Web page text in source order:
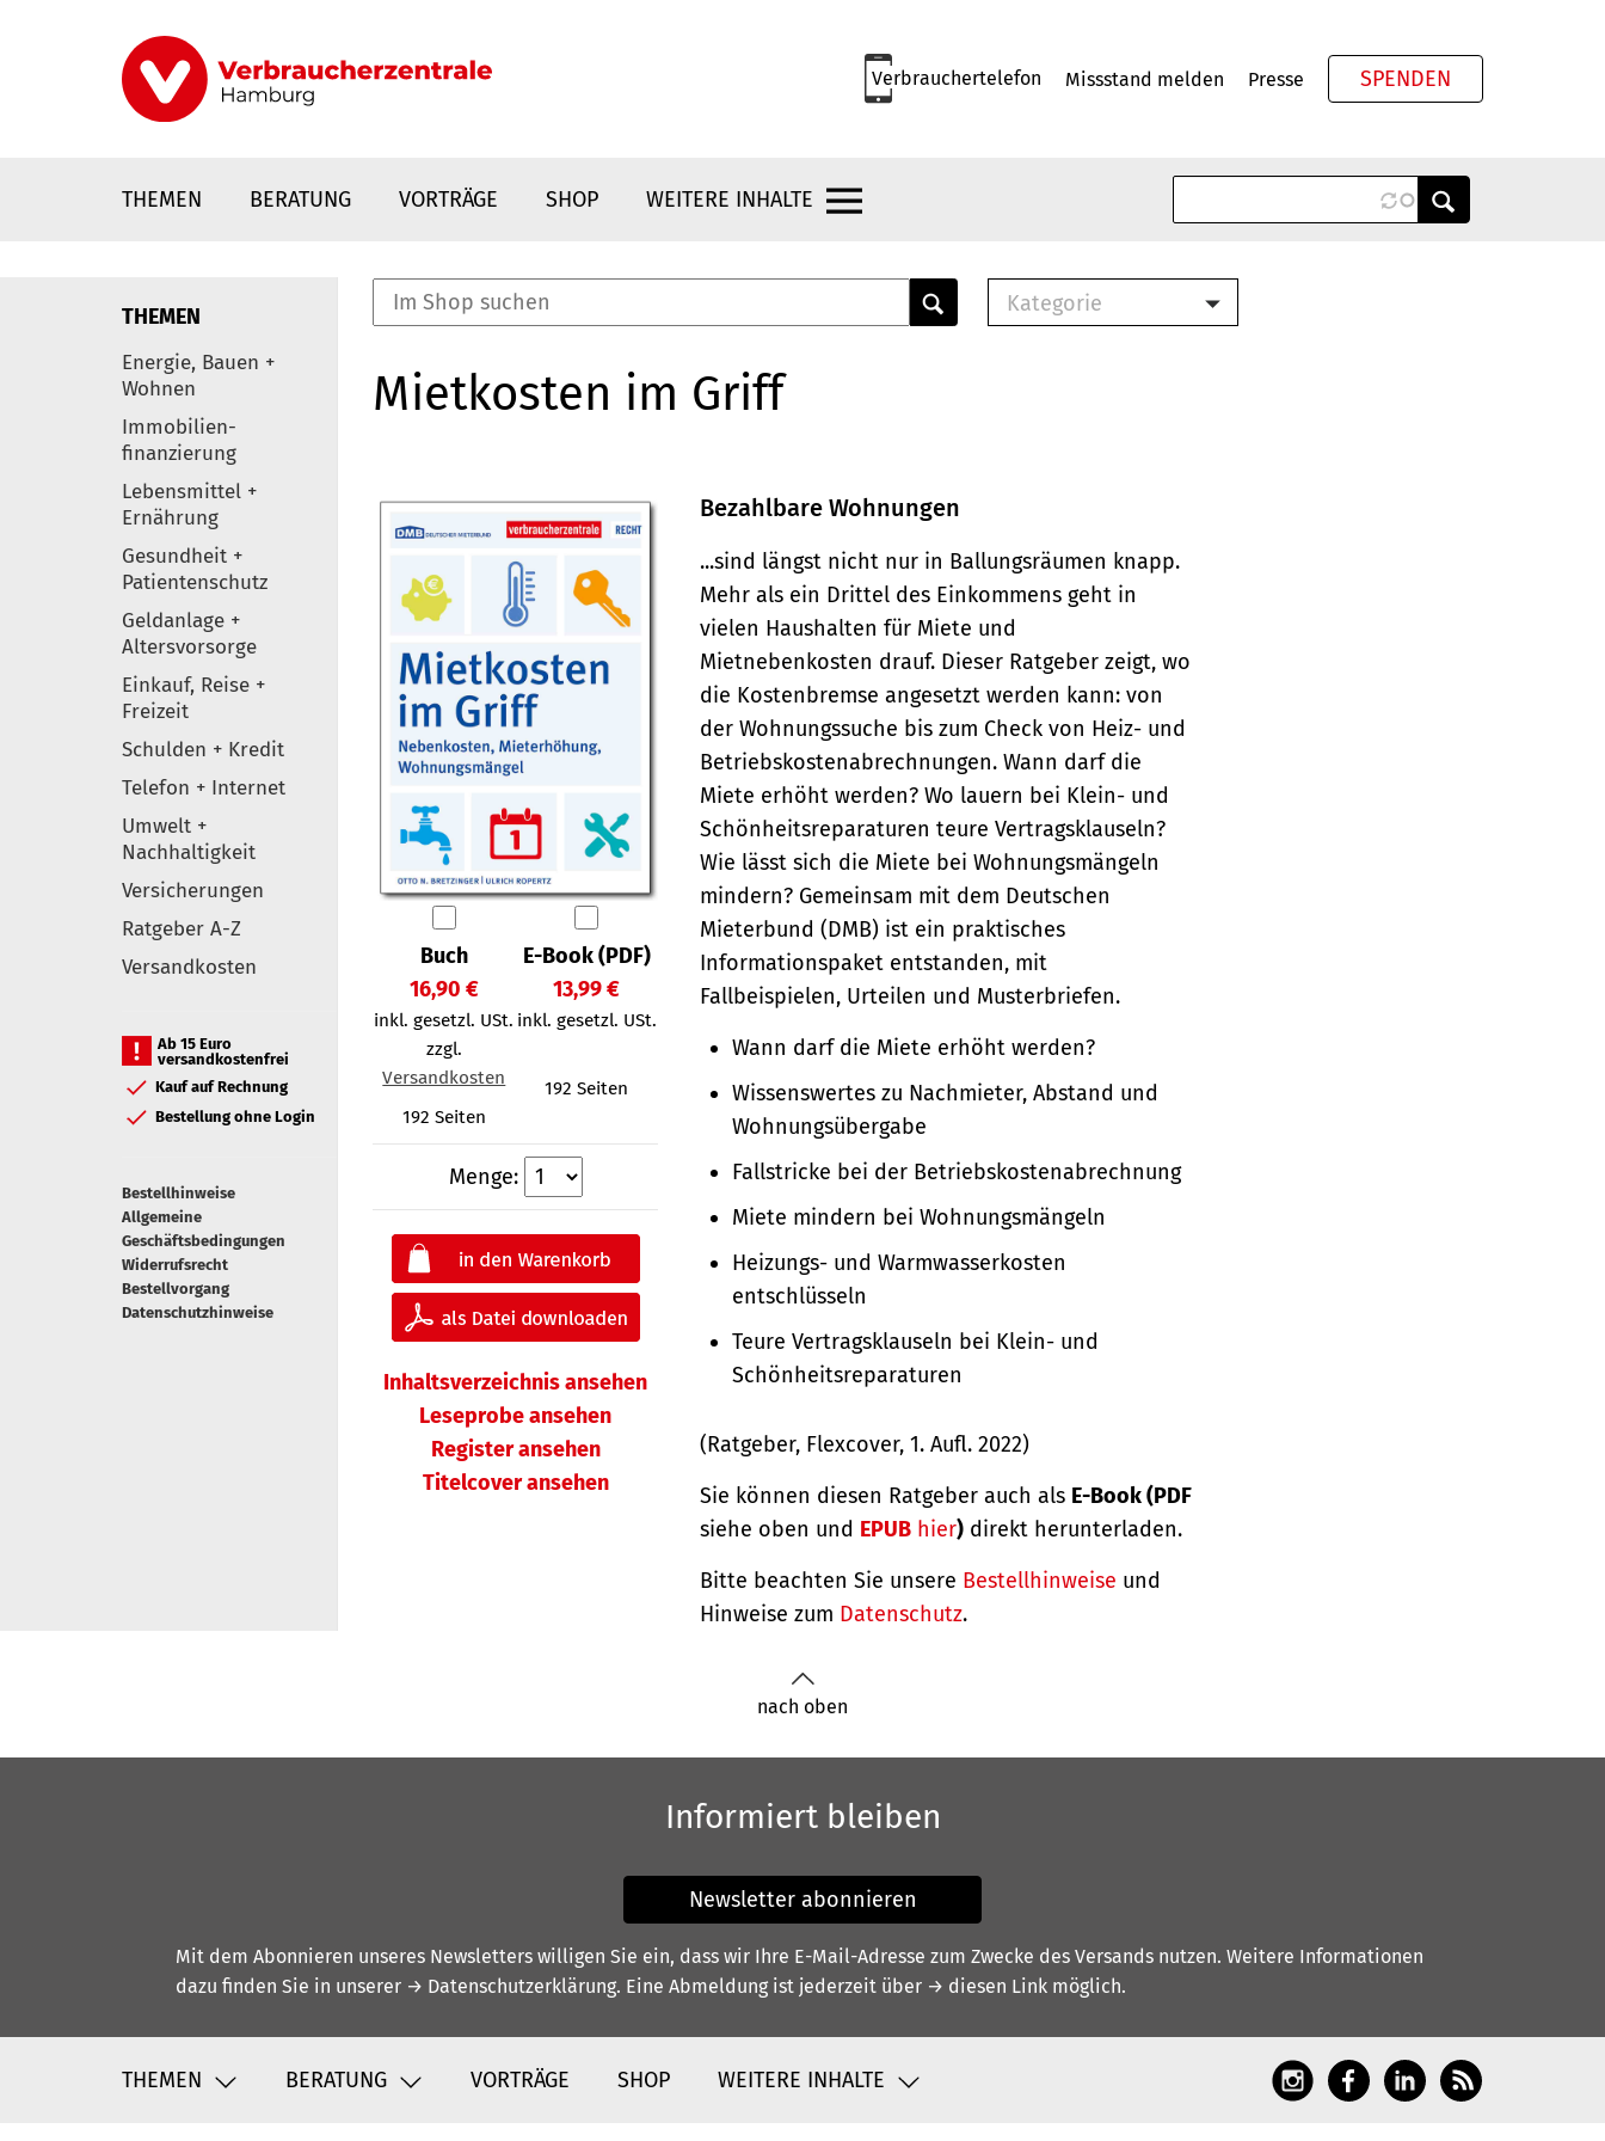
Verbrauchertelefon Missstand melden Presse SPENDEN
THEMEN BERATUNG VORTRÄGE SHOP WEITERE INHALTE
Elemente
THEMEN
Energie, Bauen +
Wohnen
Immobilien-
finanzierung
Lebensmittel +
Ernährung
Gesundheit +
Patientenschutz
Geldanlage +
Altersvorsorge
Einkauf, Reise +
Freizeit
Schulden + Kredit
Telefon + Internet
Umwelt +
Nachhaltigkeit
Versicherungen
Ratgeber A-Z
Versandkosten
Ab 15 Euro
versandkostenfrei
Kauf auf Rechnung
Bestellung ohne Login
Bestellhinweise
Allgemeine
Geschäftsbedingungen
Widerrufsrecht
Bestellvorgang
Datenschutzhinweise
Kategorie
Mietkosten im Griff
Buch
16,90 €
inkl. gesetzl. USt.
zzgl.
Versandkosten
192 Seiten
E-Book (PDF)
13,99 €
inkl. gesetzl. USt.
192 Seiten
Menge:
Inhaltsverzeichnis ansehen
Leseprobe ansehen
Register ansehen
Titelcover ansehen
Bezahlbare Wohnungen
...sind längst nicht nur in Ballungsräumen knapp.
Mehr als ein Drittel des Einkommens geht in
vielen Haushalten für Miete und
Mietnebenkosten drauf. Dieser Ratgeber zeigt, wo
die Kostenbremse angesetzt werden kann: von
der Wohnungssuche bis zum Check von Heiz- und
Betriebskostenabrechnungen. Wann darf die
Miete erhöht werden? Wo lauern bei Klein- und
Schönheitsreparaturen teure Vertragsklauseln?
Wie lässt sich die Miete bei Wohnungsmängeln
mindern? Gemeinsam mit dem Deutschen
Mieterbund (DMB) ist ein praktisches
Informationspaket entstanden, mit
Fallbeispielen, Urteilen und Musterbriefen.
Wann darf die Miete erhöht werden?
Wissenswertes zu Nachmieter, Abstand und
Wohnungsübergabe
Fallstricke bei der Betriebskostenabrechnung
Miete mindern bei Wohnungsmängeln
Heizungs- und Warmwasserkosten
entschlüsseln
Teure Vertragsklauseln bei Klein- und
Schönheitsreparaturen
(Ratgeber, Flexcover, 1. Aufl. 2022)
Sie können diesen Ratgeber auch als E-Book (PDF
siehe oben und EPUB hier) direkt herunterladen.
Bitte beachten Sie unsere Bestellhinweise und
Hinweise zum Datenschutz.
nach oben
Informiert bleiben
Newsletter abonnieren
Mit dem Abonnieren unseres Newsletters willigen Sie ein, dass wir Ihre E-Mail-Adresse zum Zwecke des Versands nutzen. Weitere Informationen
dazu finden Sie in unserer → Datenschutzerklärung. Eine Abmeldung ist jederzeit über → diesen Link möglich.
THEMEN BERATUNG VORTRÄGE SHOP WEITERE INHALTE